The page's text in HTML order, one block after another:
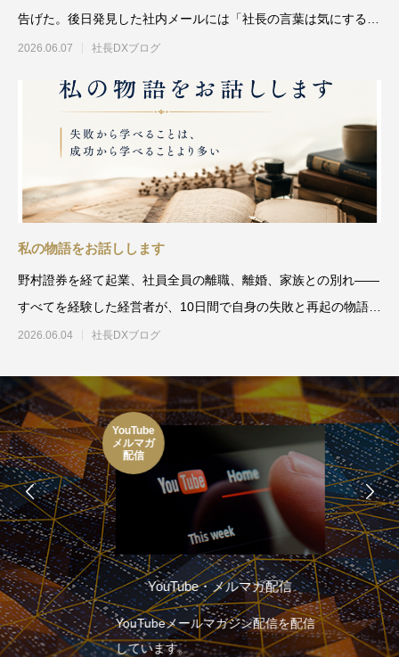
告げた。後日発見した社内メールには「社長の言葉は気にする
な」の文字が。一夜にし
2026.06.07 社長DXブログ
私の物語をお話しします
野村證券を経て起業、社員全員の離職、離婚、家族との別れ——
すべてを経験した経営者が、10日間で自身の失敗と再起の物語を
語ります。5人以下の会
2026.06.04 社長DXブログ
YouTube
メルマガ
配信
YouTube・メルマガ配信
YouTubeメールマガジン配信を配信
しています。